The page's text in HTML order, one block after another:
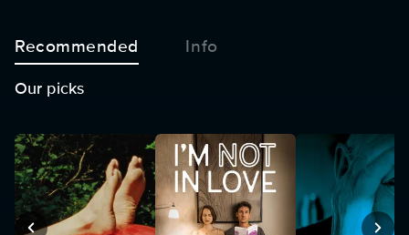
Recommended Info
Our picks